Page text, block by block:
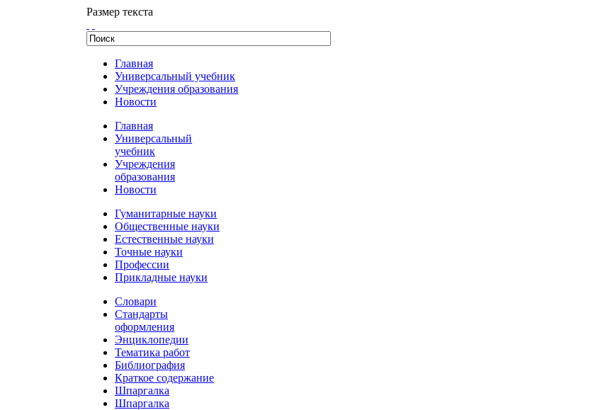
Размер текста
Главная
Универсальный учебник
Учреждения образования
Новости
Главная
Универсальный
учебник
Учреждения
образования
Новости
Гуманитарные науки
Общественные науки
Естественные науки
Точные науки
Профессии
Прикладные науки
Словари
Стандарты
оформления
Энциклопедии
Тематика работ
Библиография
Краткое содержание
Шпаргалка
Шпаргалка